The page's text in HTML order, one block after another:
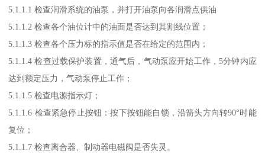
5.1.1.1 检查润滑系统的油泵，并打开油泵向各润滑点供油
5.1.1.2 检查各个油位计中的油面是否达到其割线位置；
5.1.1.3 检查各个压力标的指示值是否在给定的范围内；
5.1.1.4 检查过载保护装置，通气后，气动泵应开始工作，5分钟内应
达到额定压力，气动泵停止工作；
5.1.1.5 检查电源指示灯；
5.1.1.6 检查紧急停止按钮：按下按钮能自锁，沿箭头方向转90°时能
复位；
5.1.1.7 检查离合器、制动器电磁阀是否失灵。